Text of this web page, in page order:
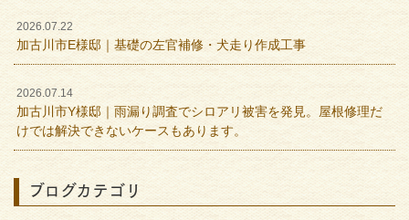
2026.07.22
加古川市E様邸｜基礎の左官補修・犬走り作成工事
2026.07.14
加古川市Y様邸｜雨漏り調査でシロアリ被害を発見。屋根修理だ
けでは解決できないケースもあります。
ブログカテゴリ